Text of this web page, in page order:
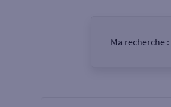
Ma recherche :